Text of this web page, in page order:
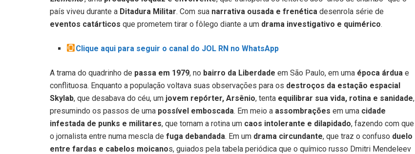
país viveu durante a Ditadura Militar. Com sua narrativa ousada e frenética desenrola série de
eventos catárticos que prometem tirar o fôlego diante a um drama investigativo e quimérico.
Clique aqui para seguir o canal do JOL RN no WhatsApp
A trama do quadrinho de passa em 1979, no bairro da Liberdade em São Paulo, em uma época árdua e
conflituosa. Enquanto a população voltava suas observações para os destroços da estação espacial
Skylab, que desabava do céu, um jovem repórter, Arsênio, tenta equilibrar sua vida, rotina e sanidade,
presumindo os passos de uma possível emboscada. Em meio a assombrações em uma cidade
infestada de punks e militares, que tornam a rotina um caos intolerante e dilapidado, fazendo com que
o jornalista entre numa mescla de fuga debandada. Em um drama circundante, que traz o confuso duelo
entre fardas e cabelos moicanos, guiados pela tabela periódica que o químico russo Dmitri Mendeleev